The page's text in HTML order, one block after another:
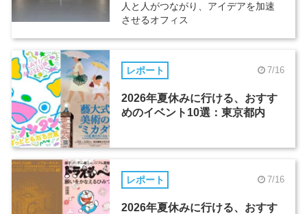
人と人がつながり、アイデアを加速
させるオフィス
レポート 7/16
2026年夏休みに行ける、おすす
めのイベント10選：東京都内
レポート 7/16
2026年夏休みに行ける、おすす